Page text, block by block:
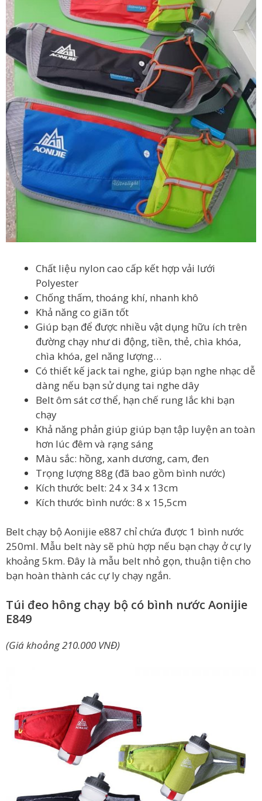
Chất liệu nylon cao cấp kết hợp vải lưới
Polyester
Chống thấm, thoáng khí, nhanh khô
Khả năng co giãn tốt
Giúp bạn để được nhiều vật dụng hữu ích trên
đường chạy như di động, tiền, thẻ, chìa khóa,
chìa khóa, gel năng lượng…
Có thiết kế jack tai nghe, giúp bạn nghe nhạc dễ
dàng nếu bạn sử dụng tai nghe dây
Belt ôm sát cơ thể, hạn chế rung lắc khi bạn
chạy
Khả năng phản giúp giúp bạn tập luyện an toàn
hơn lúc đêm và rạng sáng
Màu sắc: hồng, xanh dương, cam, đen
Trọng lượng 88g (đã bao gồm bình nước)
Kích thước belt: 24 x 34 x 13cm
Kích thước bình nước: 8 x 15,5cm
Belt chạy bộ Aonijie e887 chỉ chứa được 1 bình nước
250ml. Mẫu belt này sẽ phù hợp nếu bạn chạy ở cự ly
khoảng 5km. Đây là mẫu belt nhỏ gọn, thuận tiện cho
bạn hoàn thành các cự ly chạy ngắn.
Túi đeo hông chạy bộ có bình nước Aonijie
E849
(Giá khoảng 210.000 VNĐ)